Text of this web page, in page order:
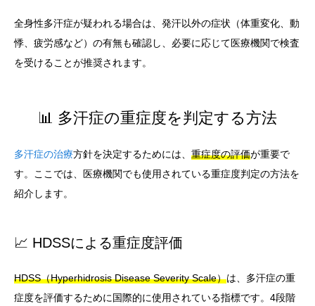
全身性多汗症が疑われる場合は、発汗以外の症状（体重変化、動
悸、疲労感など）の有無も確認し、必要に応じて医療機関で検査
を受けることが推奨されます。
📊 多汗症の重症度を判定する方法
多汗症の治療方針を決定するためには、 重症度の評価が重要で
す。ここでは、医療機関でも使用されている重症度判定の方法を
紹介します。
📈 HDSSによる重症度評価
HDSS（Hyperhidrosis Disease Severity Scale）は、多汗症の重
症度を評価するために国際的に使用されている指標です。4段階